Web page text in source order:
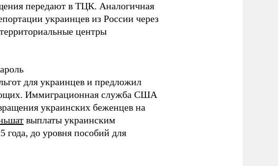
передают в ТЦК. Аналогичная
украинцев из России через
центры
для украинцев и предложил
Иммиграционная служба США
украинских беженцев на
выплаты украинским
до уровня пособий для